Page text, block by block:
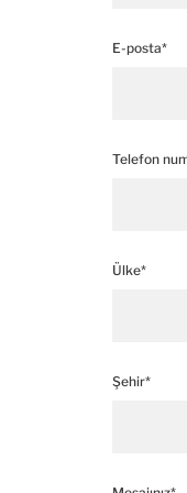
E-posta*
Telefon
Ülke*
Şehir*